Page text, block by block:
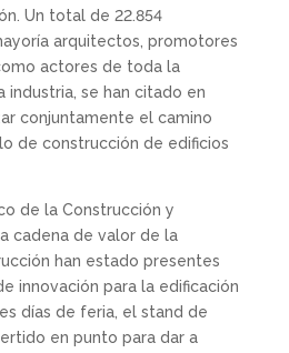
Un total de 22.854
arquitectos, promotores
actores de toda la
industria, se han citado en
conjuntamente el camino
de construcción de edificios
de la Construcción y
cadena de valor de la
han estado presentes
innovación para la edificación
días de feria, el stand de
en punto para dar a